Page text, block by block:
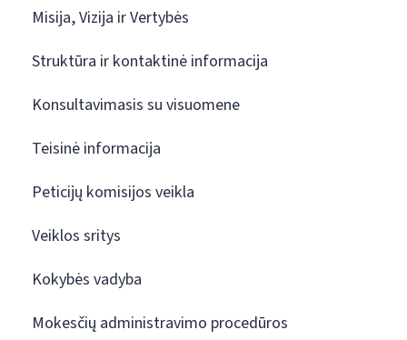
Misija, Vizija ir Vertybės
Struktūra ir kontaktinė informacija
Konsultavimasis su visuomene
Teisinė informacija
Peticijų komisijos veikla
Veiklos sritys
Kokybės vadyba
Mokesčių administravimo procedūros